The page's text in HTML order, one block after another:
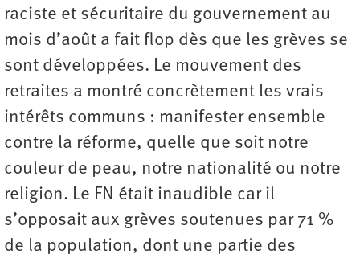
raciste et sécuritaire du gouvernement au
mois d’août a fait flop dès que les grèves se
sont développées. Le mouvement des
retraites a montré concrètement les vrais
intérêts communs : manifester ensemble
contre la réforme, quelle que soit notre
couleur de peau, notre nationalité ou notre
religion. Le FN était inaudible car il
s’opposait aux grèves soutenues par 71 %
de la population, dont une partie des